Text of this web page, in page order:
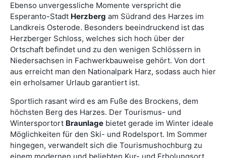
Ebenso unvergessliche Momente verspricht die
Esperanto-Stadt Herzberg am Südrand des Harzes im
Landkreis Osterode. Besonders beeindruckend ist das
Herzberger Schloss, welches sich hoch über der
Ortschaft befindet und zu den wenigen Schlössern in
Niedersachsen in Fachwerkbauweise gehört. Von dort
aus erreicht man den Nationalpark Harz, sodass auch hier
ein erholsamer Urlaub garantiert ist.
Sportlich rasant wird es am Fuße des Brockens, dem
höchsten Berg des Harzes. Der Tourismus- und
Wintersportort Braunlage bietet gerade im Winter ideale
Möglichkeiten für den Ski- und Rodelsport. Im Sommer
hingegen, verwandelt sich die Tourismushochburg zu